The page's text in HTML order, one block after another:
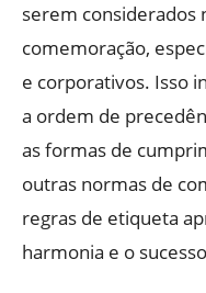
serem considerados
comemoração,
e corporativos. Isso
a ordem de
as formas de
outras normas de
regras de etiqueta
harmonia e o